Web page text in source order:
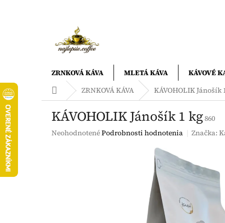
ZRNKOVÁ KÁVA MLETÁ KÁVA KÁVOVÉ
DomovZRNKOVÁ KÁVA KÁVOHOLIK Jánošík
KÁVOHOLIK Jánošík 1 kg860
Priemerné
NeohodnotenéPodrobnosti hodnotenia Značka: